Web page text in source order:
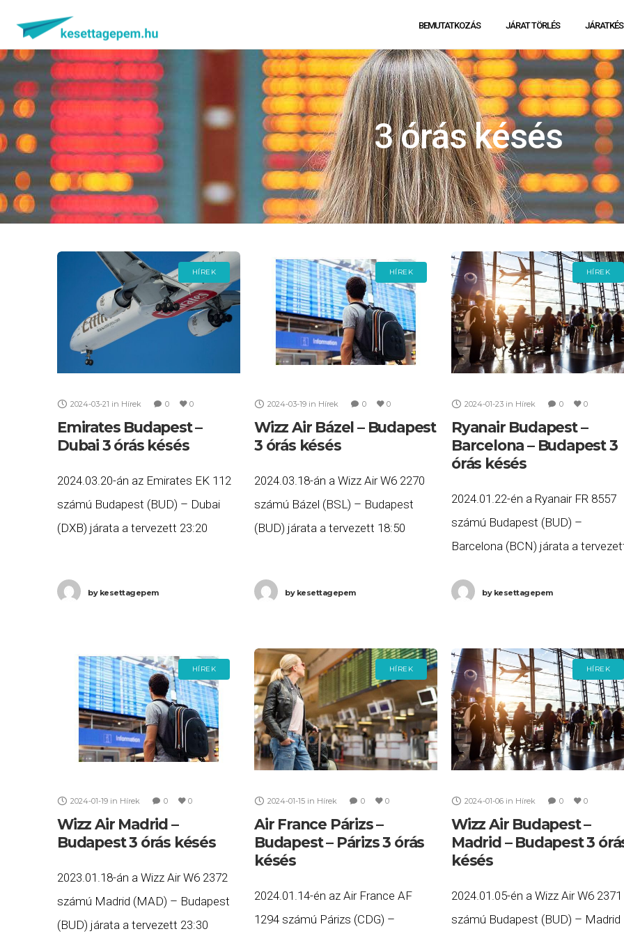
BEMUTATKOZÁS JÁRAT TÖRLÉS
3 órás késés
HÍREK
2024-03-21 in Hírek 0 0
Emirates Budapest –
Dubai 3 órás késés
2024.03.20-án az Emirates EK 112
számú Budapest (BUD) – Dubai
(DXB) járata a tervezett 23:20
nap) érkezett meg Dubaiba. Ha
bykesettagepem
HÍREK
2024-03-19 in Hírek 0 0
Wizz Air Bázel – Budapest
3 órás késés
2024.03.18-án a Wizz Air W6 2270
számú Bázel (BSL) – Budapest
(BUD) járata a tervezett 18:50
Budapestre. Ha Ön a gépen
bykesettagepem
HÍREK
2024-01-23 in Hírek 0 0
Ryanair Budapest –
Barcelona – Budapest 3
órás késés
2024.01.22-én a Ryanair FR 8557
számú Budapest (BUD) –
Barcelona (BCN) járata a
késéssel, 14:40-re érkezett meg
bykesettagepem
HÍREK
2024-01-19 in Hírek 0 0
Wizz Air Madrid –
Budapest 3 órás késés
2023.01.18-án a Wizz Air W6 2372
számú Madrid (MAD) – Budapest
(BUD) járata a tervezett 23:30
HÍREK
2024-01-15 in Hírek 0 0
Air France Párizs –
Budapest – Párizs 3 órás
késés
2024.01.14-én az Air France AF
1294 számú Párizs (CDG) –
HÍREK
2024-01-06 in Hírek 0 0
Wizz Air Budapest –
Madrid – Budapest 3
késés
2024.01.05-én a Wizz Air W6 2371
számú Budapest (BUD) – Madrid